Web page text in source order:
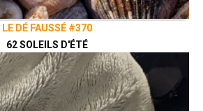
LE DÉ FAUSSÉ #370
62 SOLEILS D'ÉTÉ